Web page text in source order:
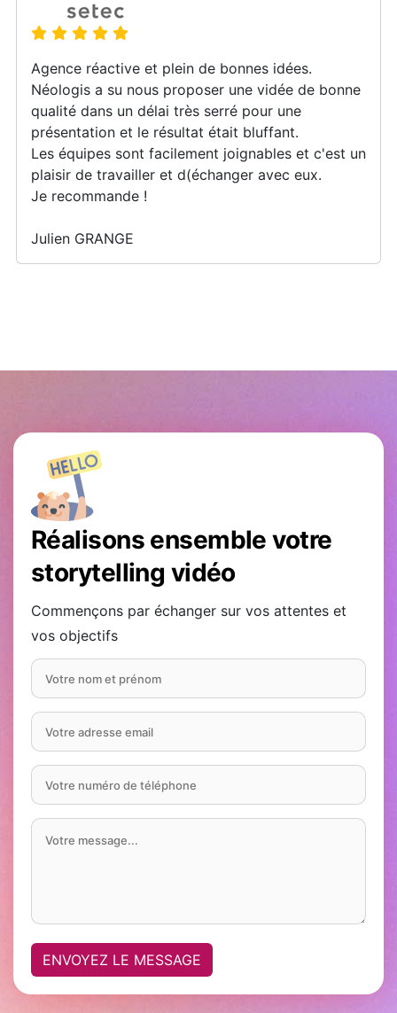
Agence réactive et plein de bonnes idées.
Néologis a su nous proposer une vidée de bonne
qualité dans un délai très serré pour une
présentation et le résultat était bluffant.
Les équipes sont facilement joignables et c'est un
plaisir de travailler et d(échanger avec eux.
Je recommande !
Julien GRANGE
Réalisons ensemble votre
storytelling vidéo
Commençons par échanger sur vos attentes et
vos objectifs
ENVOYEZ LE MESSAGE